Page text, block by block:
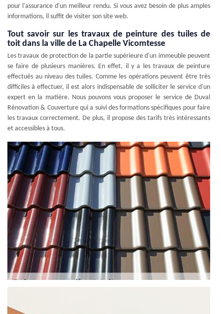
pour l'assurance d'un meilleur rendu. Si vous avez besoin de plus amples
informations, il suffit de visiter son site web.
Tout savoir sur les travaux de peinture des tuiles de
toit dans la ville de La Chapelle Vicomtesse
Les travaux de protection de la partie supérieure d'un immeuble peuvent
se faire de plusieurs manières. En effet, il y a les travaux de peinture
effectués au niveau des tuiles. Comme les opérations peuvent être très
difficiles à effectuer, il est alors indispensable de solliciter le service d'un
expert en la matière. Nous pouvons vous proposer le service de Duval
Rénovation & Couverture qui a suivi des formations spécifiques pour faire
les travaux correctement. De plus, il propose des tarifs très intéressants
et accessibles à tous.